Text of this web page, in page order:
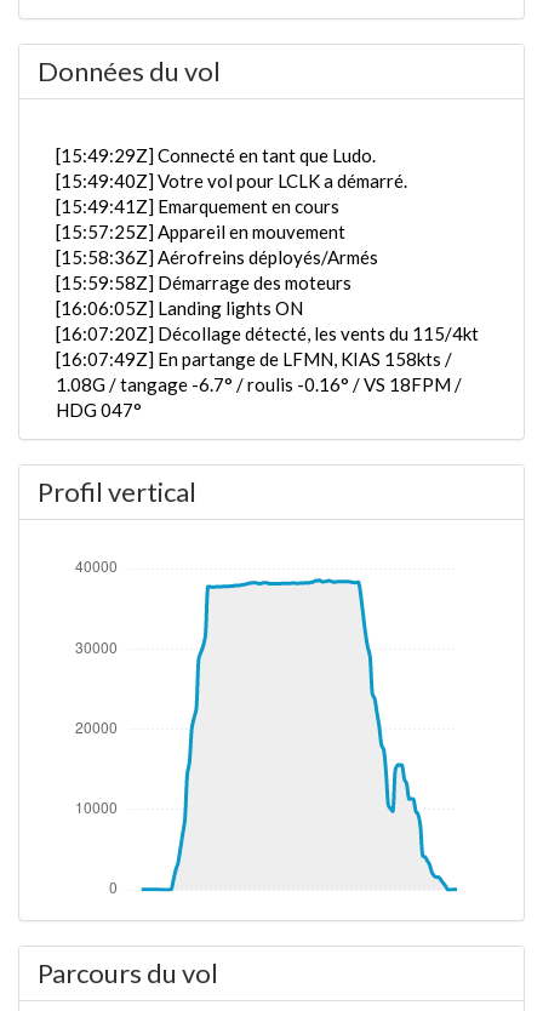
Données du vol
[15:49:29Z] Connecté en tant que Ludo.
[15:49:40Z] Votre vol pour LCLK a démarré.
[15:49:41Z] Emarquement en cours
[15:57:25Z] Appareil en mouvement
[15:58:36Z] Aérofreins déployés/Armés
[15:59:58Z] Démarrage des moteurs
[16:06:05Z] Landing lights ON
[16:07:20Z] Décollage détecté, les vents du 115/4kt
[16:07:49Z] En partange de LFMN, KIAS 158kts /
1.08G / tangage -6.7° / roulis -0.16° / VS 18FPM /
HDG 047°
[16:07:52Z] trains rentrés / KIAS 165kts / GS 171kts
/ ALT 40ft
[16:07:57Z] L'appareil à 170ft / KIAS 172kts / GS
173kts / VS 2990FPM / ALT 920ft / PITCH -15.08° /
HDG 059° / TAT 24° / WIND 034/3kt
[16:11:02Z] Landing lights OFF, ALT 7990ft
[16:28:25Z] L'appareil à 37750ft / KIAS 235kts / GS
486kts / HDG 116° / TAT -50° / WIND 286/62kt
[16:51:36Z] L'appareil en montée / KIAS 235kts / GS
484kts / VS 60FPM / ALT 37920ft / PITCH -3.58° /
HDG 108° / TAT -48° / WIND 292/58kt
[16:52:33Z] L'appareil à 37980ft / KIAS 234kts / GS
484kts / HDG 106° / TAT -48° / WIND 290/57kt
[16:54:06Z] L'appareil en montée / KIAS 234kts / GS
482kts / VS 59FPM / ALT 38020ft / PITCH -3.13° /
HDG 107° / TAT -48° / WIND 289/56kt
[16:54:52Z] L'appareil à 38070ft / KIAS 234kts / GS
482kts / HDG 107° / TAT -48° / WIND 287/56kt
[16:54:59Z] L'appareil en montée / KIAS 235kts / GS
482kts / VS 51FPM / ALT 38070ft / PITCH -2.99° /
HDG 107° / TAT -48° / WIND 289/55kt
Profil vertical
Parcours du vol